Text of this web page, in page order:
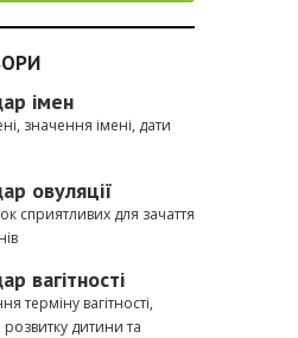
імен
значення імені, дати
овуляції
сприятливих для зачаття
вагітності
терміну вагітності,
дитини та